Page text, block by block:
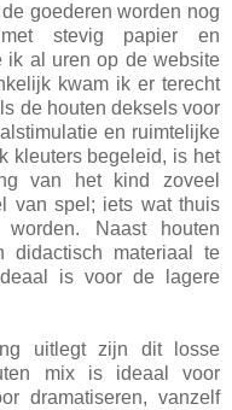
goederen worden nog
stevig papier en
ik al uren op de website
kwam ik er terecht
de houten deksels voor
en ruimtelijke
kleuters begeleid, is het
van het kind zoveel
van spel; iets wat thuis
Naast houten
materiaal te
is voor de lagere
uitlegt zijn dit losse
mix is ideaal voor
dramatiseren, vanzelf